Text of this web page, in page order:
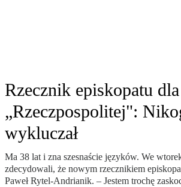
Rzecznik episkopatu dla
„Rzeczpospolitej":
wykluczał
Ma 38 lat i zna szesnaście języków. We
zdecydowali, że nowym rzecznikiem
Paweł Rytel-Andrianik. – Jestem trochę